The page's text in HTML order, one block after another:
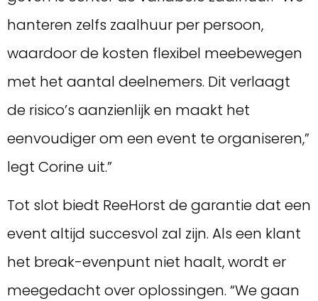
hanteren zelfs zaalhuur per persoon,
waardoor de kosten flexibel meebewegen
met het aantal deelnemers. Dit verlaagt
de risico’s aanzienlijk en maakt het
eenvoudiger om een event te organiseren,”
legt Corine uit.”
Tot slot biedt ReeHorst de garantie dat een
event altijd succesvol zal zijn. Als een klant
het break-evenpunt niet haalt, wordt er
meegedacht over oplossingen. “We gaan